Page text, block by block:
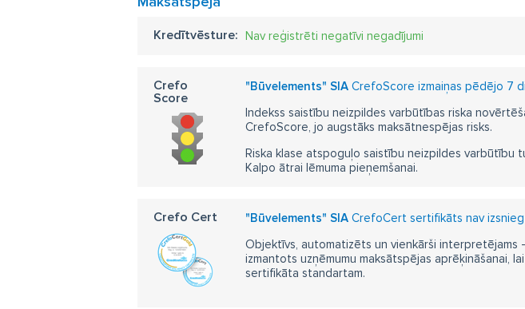
Kredītvēsture: Nav reģistrēti negatīvi negadījumi
Crefo
Score
"Būvelements" SIA CrefoScore izmaiņas pēdējo 7
Indekss saistību neizpildes varbūtības riska
CrefoScore, jo augstāks maksātnespējas risks.
Riska klase atspoguļo saistību neizpildes varbūtību
Kalpo ātrai lēmuma pieņemšanai.
Crefo Cert "Būvelements" SIA CrefoCert sertifikāts nav
Objektīvs, automatizēts un vienkārši interpretējams
izmantots uzņēmumu maksātspējas aprēķināšanai,
sertifikāta standartam.